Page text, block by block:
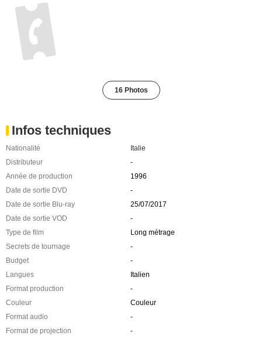
16 Photos
Infos techniques
Nationalité
Italie
Distributeur
-
Année de production
1996
Date de sortie DVD
-
Date de sortie Blu-ray
25/07/2017
Date de sortie VOD
-
Type de film
Long métrage
Secrets de tournage
-
Budget
-
Langues
Italien
Format production
-
Couleur
Couleur
Format audio
-
Format de projection
-